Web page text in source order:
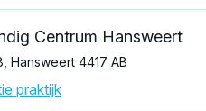
Centrum Hansweert
Hansweert 4417 AB
praktijk